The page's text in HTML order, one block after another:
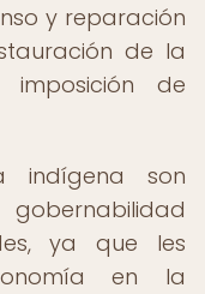
y reparación
de la
de
indígena son
ya que les
en la